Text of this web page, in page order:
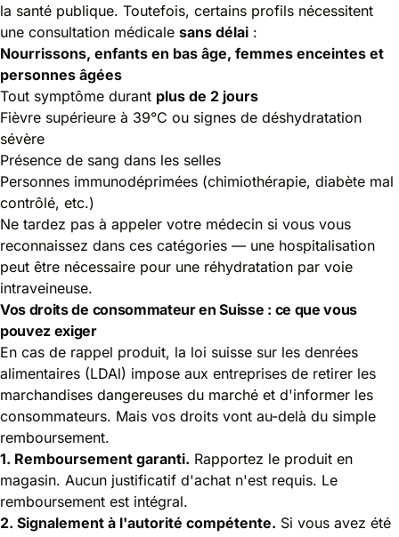
la santé publique. Toutefois, certains profils nécessitent
une consultation médicale sans délai :
Nourrissons, enfants en bas âge, femmes enceintes et
personnes âgées
Tout symptôme durant plus de 2 jours
Fièvre supérieure à 39°C ou signes de déshydratation
sévère
Présence de sang dans les selles
Personnes immunodéprimées (chimiothérapie, diabète mal
contrôlé, etc.)
Ne tardez pas à appeler votre médecin si vous vous
reconnaissez dans ces catégories — une hospitalisation
peut être nécessaire pour une réhydratation par voie
intraveineuse.
Vos droits de consommateur en Suisse : ce que vous
pouvez exiger
En cas de rappel produit, la loi suisse sur les denrées
alimentaires (LDAl) impose aux entreprises de retirer les
marchandises dangereuses du marché et d'informer les
consommateurs. Mais vos droits vont au-delà du simple
remboursement.
1. Remboursement garanti. Rapportez le produit en
magasin. Aucun justificatif d'achat n'est requis. Le
remboursement est intégral.
2. Signalement à l'autorité compétente. Si vous avez été